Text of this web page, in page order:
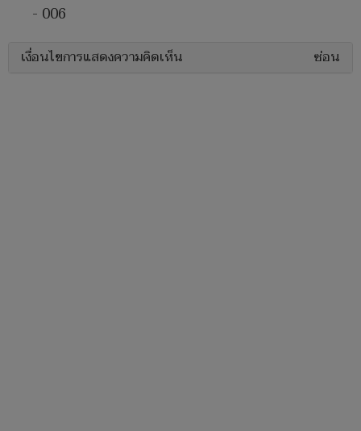
- 006
เงื่อนไขการแสดงความคิดเห็น ซ่อน